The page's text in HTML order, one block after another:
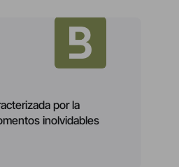
por la
inolvidables